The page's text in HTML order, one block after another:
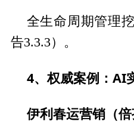
全生命周期管理
告3.3.3）。
4、权威案例：AI
伊利春运营销（倍